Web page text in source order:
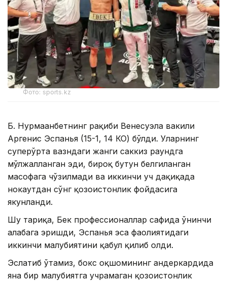
Фото: sports.kz
Б. Нурмағанбетнинг рақиби Венесуэла вакили
Аргенис Эспанья (15-1, 14 КО) бўлди. Уларнинг
суперўрта вазндаги жанги саккиз раундга
мўлжалланган эди, бироқ бутун белгиланган
масофага чўзилмади ва иккинчи уч дақиқада
нокаутдан сўнг қозоғистонлик фойдасига
якунланди.
Шу тариқа, Бек профессионаллар сафида ўнинчи
ғалабага эришди, Эспанья эса фаолиятидаги
иккинчи мағлубиятини қабул қилиб олди.
Эслатиб ўтамиз, бокс оқшомининг андеркардида
яна бир мағлубиятга учрамаган қозоғистонлик